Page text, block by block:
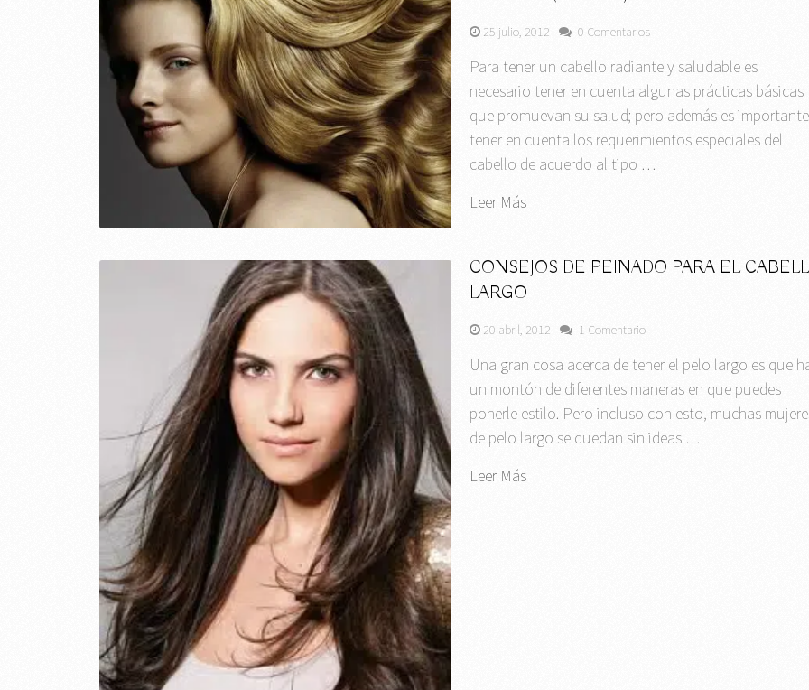
25 julio, 2012 0 Comentarios
Para tener un cabello radiante y saludable es
necesario tener en cuenta algunas prácticas básicas
que promuevan su salud; pero además es importante
tener en cuenta los requerimientos especiales del
cabello de acuerdo al tipo …
Leer Más
CONSEJOS DE PEINADO PARA EL
LARGO
20 abril, 2012 1 Comentario
Una gran cosa acerca de tener el pelo largo es que
un montón de diferentes maneras en que puedes
ponerle estilo. Pero incluso con esto, muchas
de pelo largo se quedan sin ideas …
Leer Más